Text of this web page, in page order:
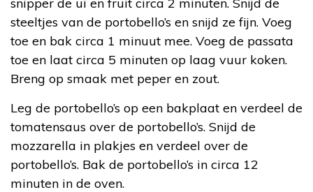
steeltjes van de portobello’s en snijd ze fijn. Voeg
toe en bak circa 1 minuut mee. Voeg de passata
toe en laat circa 5 minuten op laag vuur koken.
Breng op smaak met peper en zout.
Leg de portobello’s op een bakplaat en verdeel de
tomatensaus over de portobello’s. Snijd de
mozzarella in plakjes en verdeel over de
portobello’s. Bak de portobello’s in circa 12
minuten in de oven.